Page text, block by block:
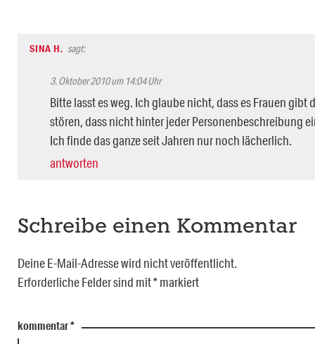
SINA H. sagt:
3. Oktober 2010 um 14:04 Uhr
Bitte lasst es weg. Ich glaube nicht, dass es Frauen gibt
stören, dass nicht hinter jeder Personenbeschreibung
Ich finde das ganze seit Jahren nur noch lächerlich.
antworten
Schreibe einen Kommentar
Deine E-Mail-Adresse wird nicht veröffentlicht.
Erforderliche Felder sind mit*markiert
kommentar*